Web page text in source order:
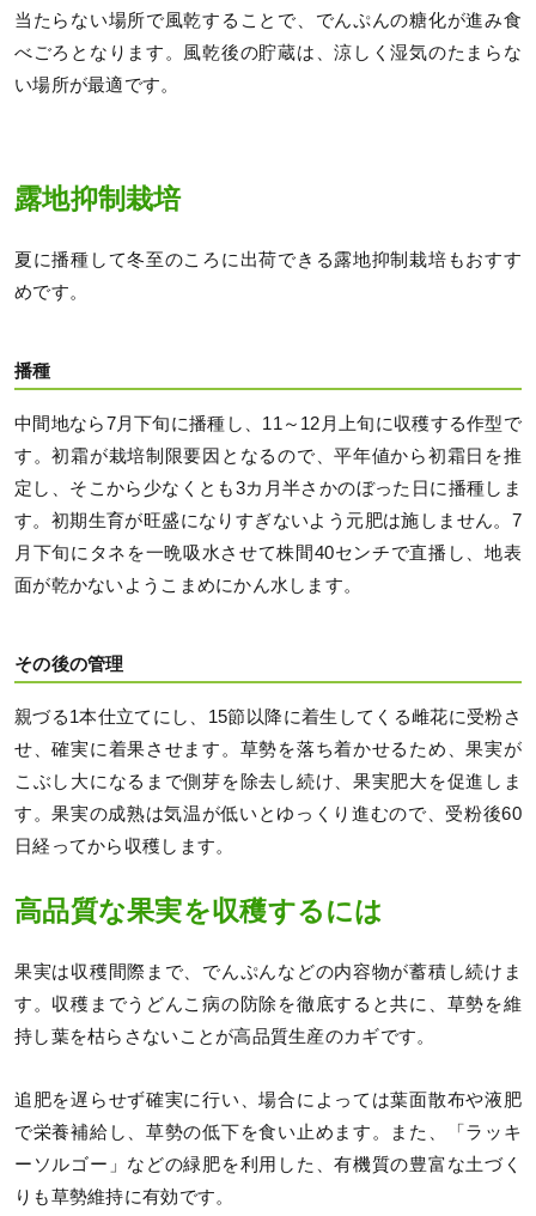
当たらない場所で風乾することで、でんぷんの糖化が進み食
べごろとなります。風乾後の貯蔵は、涼しく湿気のたまらな
い場所が最適です。
露地抑制栽培
夏に播種して冬至のころに出荷できる露地抑制栽培もおすす
めです。
播種
中間地なら7月下旬に播種し、11～12月上旬に収穫する作型で
す。初霜が栽培制限要因となるので、平年値から初霜日を推
定し、そこから少なくとも3カ月半さかのぼった日に播種しま
す。初期生育が旺盛になりすぎないよう元肥は施しません。7
月下旬にタネを一晩吸水させて株間40センチで直播し、地表
面が乾かないようこまめにかん水します。
その後の管理
親づる1本仕立てにし、15節以降に着生してくる雌花に受粉さ
せ、確実に着果させます。草勢を落ち着かせるため、果実が
こぶし大になるまで側芽を除去し続け、果実肥大を促進しま
す。果実の成熟は気温が低いとゆっくり進むので、受粉後60
日経ってから収穫します。
高品質な果実を収穫するには
果実は収穫間際まで、でんぷんなどの内容物が蓄積し続けま
す。収穫までうどんこ病の防除を徹底すると共に、草勢を維
持し葉を枯らさないことが高品質生産のカギです。
追肥を遅らせず確実に行い、場合によっては葉面散布や液肥
で栄養補給し、草勢の低下を食い止めます。また、「ラッキ
ーソルゴー」などの緑肥を利用した、有機質の豊富な土づく
りも草勢維持に有効です。